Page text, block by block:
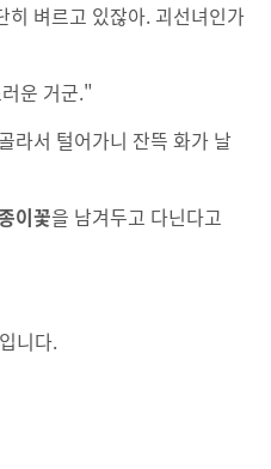
벼르고 있잖아. 괴선녀인가
운 거군."
라서 털어가니 잔뜩 화가 날
이꽃을 남겨두고 다닌다고
니다.